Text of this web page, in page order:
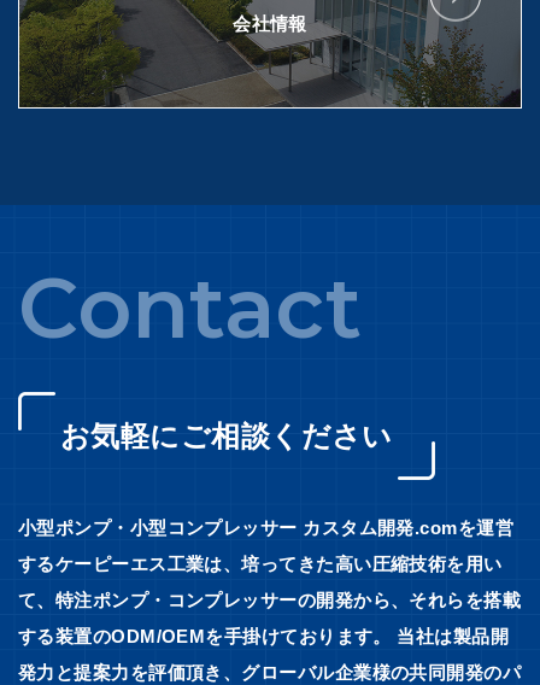
会社情報
Contact
お気軽にご相談ください
小型ポンプ・小型コンプレッサー カスタム開発.comを運営
するケーピーエス工業は、培ってきた高い圧縮技術を用い
て、特注ポンプ・コンプレッサーの開発から、それらを搭載
する装置のODM/OEMを手掛けております。 当社は製品開
発力と提案力を評価頂き、グローバル企業様の共同開発のパ